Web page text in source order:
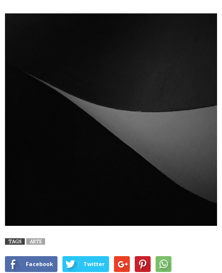
TAGS ARTE
Facebook Twitter